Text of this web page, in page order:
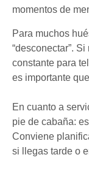
momentos de
Para muchos
“desconectar”.
constante para
es importante
En cuanto a
pie de cabaña:
Conviene
si llegas tarde o